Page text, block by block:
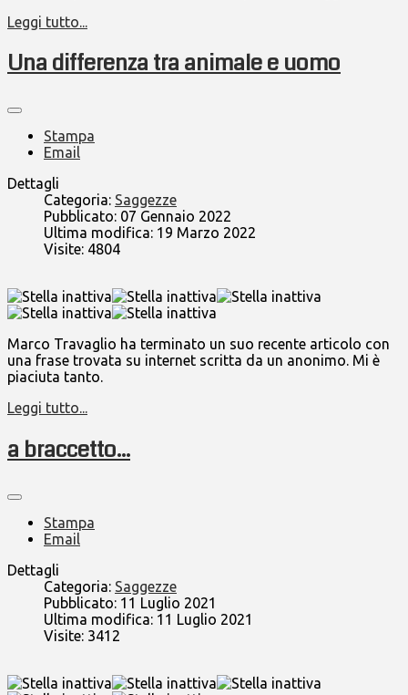
Leggi tutto...
Una differenza tra animale e uomo
Stampa
Email
Dettagli
Categoria: Saggezze
Pubblicato: 07 Gennaio 2022
Ultima modifica: 19 Marzo 2022
Visite: 4804
Marco Travaglio ha terminato un suo recente articolo con
una frase trovata su internet scritta da un anonimo. Mi è
piaciuta tanto.
Leggi tutto...
a braccetto...
Stampa
Email
Dettagli
Categoria: Saggezze
Pubblicato: 11 Luglio 2021
Ultima modifica: 11 Luglio 2021
Visite: 3412